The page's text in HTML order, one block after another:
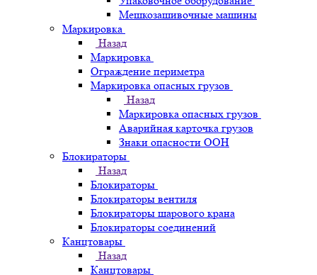
Мешкозашивочные машины
Маркировка
Назад
Маркировка
Ограждение периметра
Маркировка опасных грузов
Назад
Маркировка опасных грузов
Аварийная карточка грузов
Знаки опасности ООН
Блокираторы
Назад
Блокираторы
Блокираторы вентиля
Блокираторы шарового крана
Блокираторы соединений
Канцтовары
Назад
Канцтовары